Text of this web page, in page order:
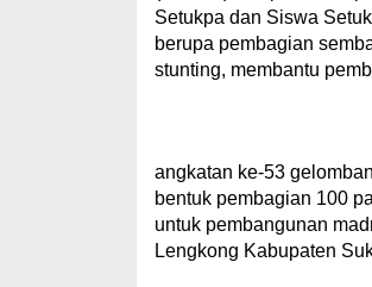
Setukpa dan Siswa
berupa pembagian
stunting, membantu
angkatan ke-53
bentuk pembagian 100
untuk pembangunan
Lengkong Kabupaten